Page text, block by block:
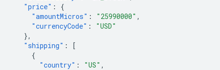
"price" :
{
"amountMicros" : "25990000" ,
"currencyCode" :
"USD"
},
"shipping" :
[
{
"country" : "US" ,